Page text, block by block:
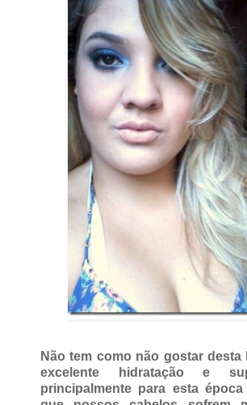
Não tem como não gostar desta
excelente hidratação e
principalmente para esta